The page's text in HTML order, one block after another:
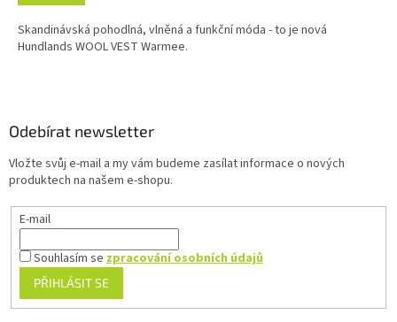
Skandinávská pohodlná, vlněná a funkční móda - to je nová
Hundlands WOOL VEST Warmee.
Odebírat newsletter
Vložte svůj e-mail a my vám budeme zasílat informace o nových
produktech na našem e-shopu.
E-mail
Souhlasím se zpracování osobních údajů
PŘIHLÁSIT SE